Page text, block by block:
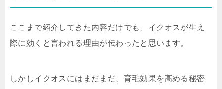
ここまで紹介してきた内容だけでも、イクオスが生え
際に効くと言われる理由が伝わったと思います。
しかしイクオスにはまだまだ、 育毛効果を高める秘密